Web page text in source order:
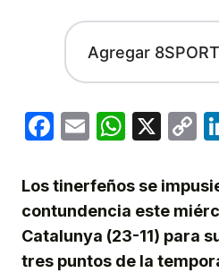
Agregar
Facebook
Email X
Los tinerfeños se
contundencia este
Catalunya (23-11) para
tres puntos de la